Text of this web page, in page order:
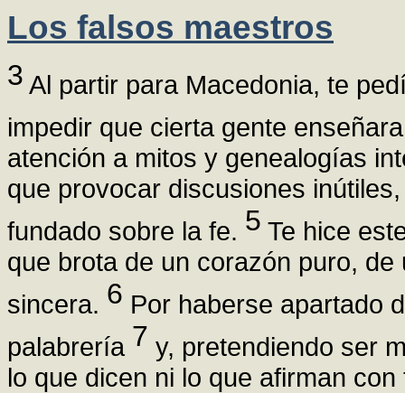
Los falsos maestros
3 Al partir para Macedonia, te
impedir que cierta gente
atención a mitos y genealogías
que provocar discusiones
fundado sobre la fe. 5 Te hice
que brota de un corazón puro,
sincera. 6 Por haberse apartado
palabrería 7 y, pretendiendo ser
lo que dicen ni lo que afirman